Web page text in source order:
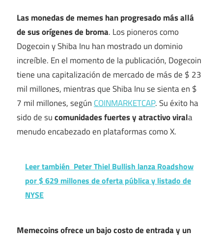
Las monedas de memes han progresado más allá
de sus orígenes de broma. Los pioneros como
Dogecoin y Shiba Inu han mostrado un dominio
increíble. En el momento de la publicación, Dogecoin
tiene una capitalización de mercado de más de $ 23
mil millones, mientras que Shiba Inu se sienta en $
7 mil millones, según COINMARKETCAP. Su éxito ha
sido de sucomunidades fuertesy atractivo virala
menudo encabezado en plataformas como X.
Leer también Peter Thiel Bullish lanza Roadshow
por $ 629 millones de oferta pública y listado de
NYSE
Memecoins ofrece un bajo costo de entrada y un